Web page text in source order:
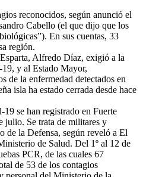
reconocidos, según anunció el
Cabello (el que dijo que los
En sus cuentas, 33
región.
Alfredo Díaz, exigió a la
y al Estado Mayor,
de la enfermedad detectados en
isla ha estado cerrada desde hace
19 se han registrado en Fuerte
julio. Se trata de militares y
de la Defensa, según reveló a El
de Salud. Del 1º al 12 de
PCR, de las cuales 67
de 53 de los contagios